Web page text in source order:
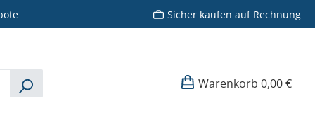
Sicher kaufen auf Rechnung
Warenkorb 0,00 €